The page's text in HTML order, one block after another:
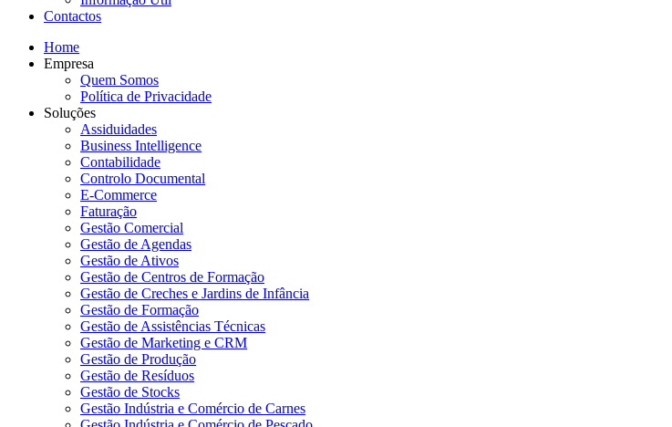
Contactos
Home
Empresa
Quem Somos
Política de Privacidade
Soluções
Assiduidades
Business Intelligence
Contabilidade
Controlo Documental
E-Commerce
Faturação
Gestão Comercial
Gestão de Agendas
Gestão de Ativos
Gestão de Centros de Formação
Gestão de Creches e Jardins de Infância
Gestão de Formação
Gestão de Assistências Técnicas
Gestão de Marketing e CRM
Gestão de Produção
Gestão de Resíduos
Gestão de Stocks
Gestão Indústria e Comércio de Carnes